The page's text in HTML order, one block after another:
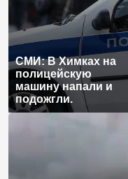
СМИ: В Химках на
полицейскую
машину напали и
подожгли.